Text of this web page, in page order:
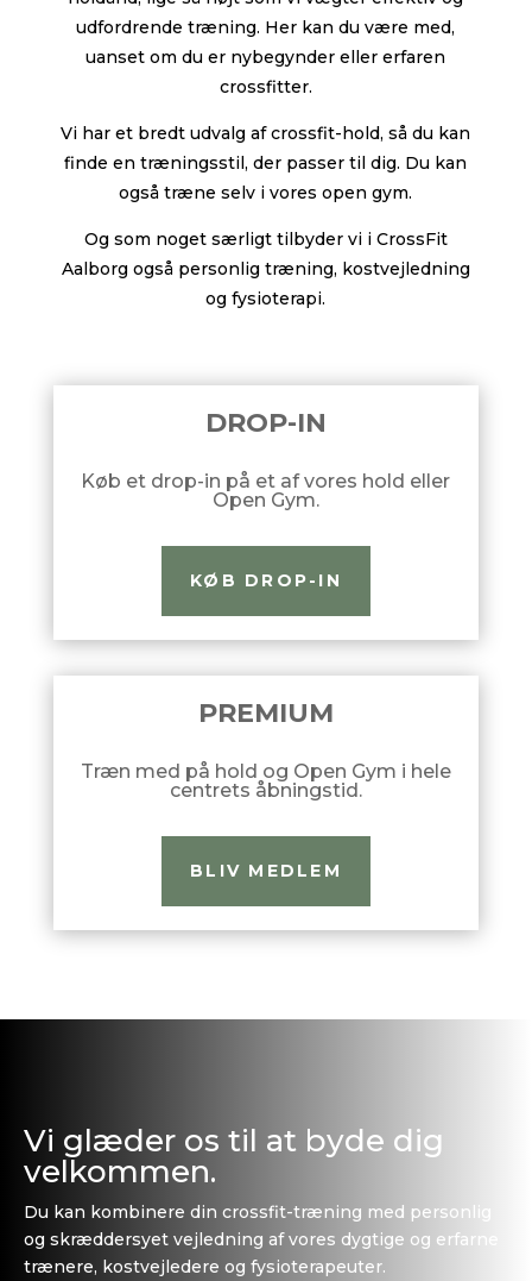
udfordrende træning. Her kan du være med,
uanset om du er nybegynder eller erfaren
crossfitter.
Vi har et bredt udvalg af crossfit-hold, så du kan
finde en træningsstil, der passer til dig. Du kan
også træne selv i vores open gym.
Og som noget særligt tilbyder vi i CrossFit
Aalborg også personlig træning, kostvejledning
og fysioterapi.
DROP-IN
Køb et drop-in på et af vores hold eller
Open Gym.
KØB DROP-IN
PREMIUM
Træn med på hold og Open Gym i hele
centrets åbningstid.
BLIV MEDLEM
Vi glæder os til at byde dig
velkommen.
Du kan kombinere din crossfit-træning med personlig
og skræddersyet vejledning af vores dygtige og erfarne
trænere, kostvejledere og fysioterapeuter.